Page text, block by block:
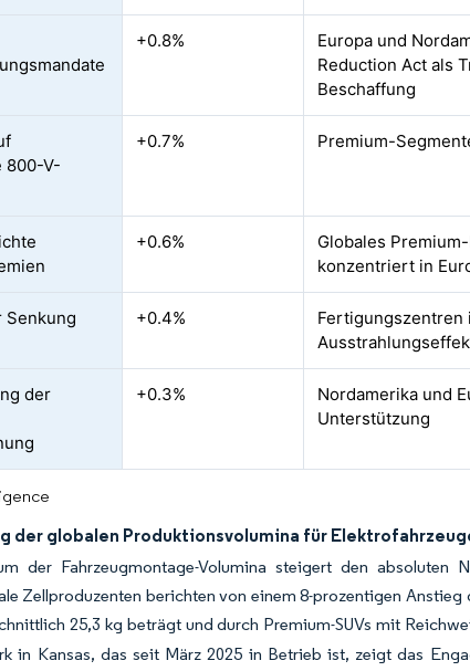
+0.8%
Europa und
Reduction Act als
Beschaffung
800-V-
+0.7% Premium-
+0.6%
Globales
konzentriert in
Senkung
+0.4%
Fertigungszentren
der
+0.3%
Nordamerika und
Unterstützung
der globalen Produktionsvolumina für
der Fahrzeugmontage-Volumina steigert den absoluten
Zellproduzenten berichten von einem 8-prozentigen
25,3 kg beträgt und durch Premium-SUVs mit
in Kansas, das seit März 2025 in Betrieb ist, zeigt das